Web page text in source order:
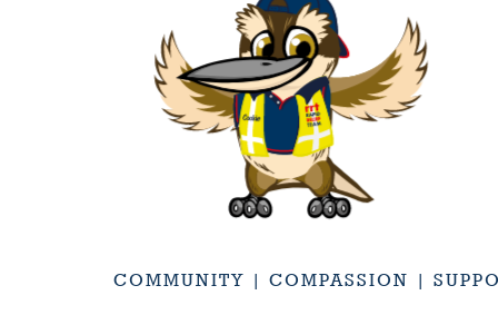
COMMUNITY | COMPASSION |